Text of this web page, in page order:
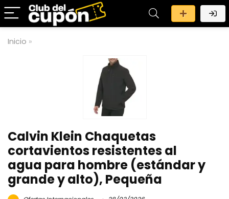
Inicio »
Calvin Klein Chaquetas
cortavientos resistentes al
agua para hombre (estándar y
grande y alto), Pequeña